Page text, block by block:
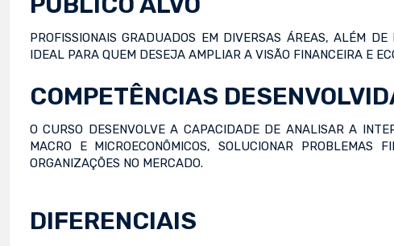
PROFISSIONAIS GRADUADOS EM DIVERSAS ÁREAS, ALÉM
IDEAL PARA QUEM DESEJA AMPLIAR A VISÃO FINANCEIRA E
COMPETÊNCIAS
O CURSO DESENVOLVE A CAPACIDADE DE ANALISAR A
MACRO E MICROECONÔMICOS, SOLUCIONAR
ORGANIZAÇÕES NO MERCADO.
DIFERENCIAIS